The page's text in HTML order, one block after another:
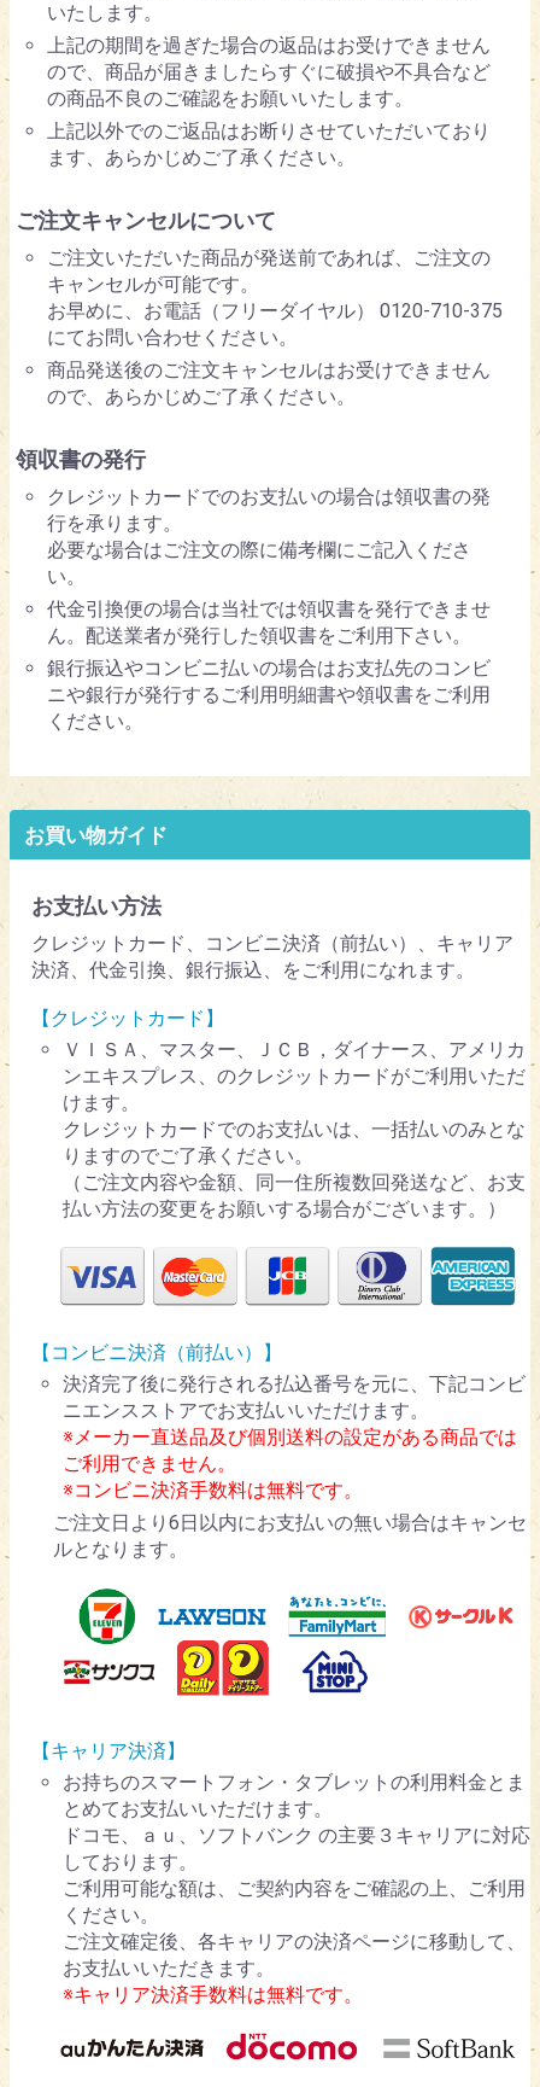
いたします。
上記の期間を過ぎた場合の返品はお受けできません
ので、商品が届きましたらすぐに破損や不具合など
の商品不良のご確認をお願いいたします。
上記以外でのご返品はお断りさせていただいており
ます、あらかじめご了承ください。
ご注文キャンセルについて
ご注文いただいた商品が発送前であれば、ご注文の
キャンセルが可能です。
お早めに、お電話（フリーダイヤル） 0120-710-375
にてお問い合わせください。
商品発送後のご注文キャンセルはお受けできません
ので、あらかじめご了承ください。
領収書の発行
クレジットカードでのお支払いの場合は領収書の発
行を承ります。
必要な場合はご注文の際に備考欄にご記入くださ
い。
代金引換便の場合は当社では領収書を発行できませ
ん。配送業者が発行した領収書をご利用下さい。
銀行振込やコンビニ払いの場合はお支払先のコンビ
ニや銀行が発行するご利用明細書や領収書をご利用
ください。
お買い物ガイド
お支払い方法
クレジットカード、コンビニ決済（前払い）、キャリア
決済、代金引換、銀行振込、をご利用になれます。
【クレジットカード】
ＶＩＳＡ、マスター、ＪＣＢ，ダイナース、アメリカ
ンエキスプレス、のクレジットカードがご利用いただ
けます。
クレジットカードでのお支払いは、一括払いのみとな
りますのでご了承ください。
（ご注文内容や金額、同一住所複数回発送など、お支
払い方法の変更をお願いする場合がございます。）
【コンビニ決済（前払い）】
決済完了後に発行される払込番号を元に、下記コンビ
ニエンスストアでお支払いいただけます。
※メーカー直送品及び個別送料の設定がある商品では
ご利用できません。
※コンビニ決済手数料は無料です。
ご注文日より6日以内にお支払いの無い場合はキャンセ
ルとなります。
【キャリア決済】
お持ちのスマートフォン・タブレットの利用料金とま
とめてお支払いいただけます。
ドコモ、ａｕ、ソフトバンク の主要３キャリアに対応
しております。
ご利用可能な額は、ご契約内容をご確認の上、ご利用
ください。
ご注文確定後、各キャリアの決済ページに移動して、
お支払いいただきます。
※キャリア決済手数料は無料です。